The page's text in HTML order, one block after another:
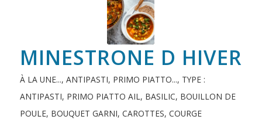
MINESTRONE D HIVER
À LA UNE..., ANTIPASTI, PRIMO PIATTO..., TYPE :
ANTIPASTI, PRIMO PIATTO AIL, BASILIC, BOUILLON DE
POULE, BOUQUET GARNI, CAROTTES, COURGE